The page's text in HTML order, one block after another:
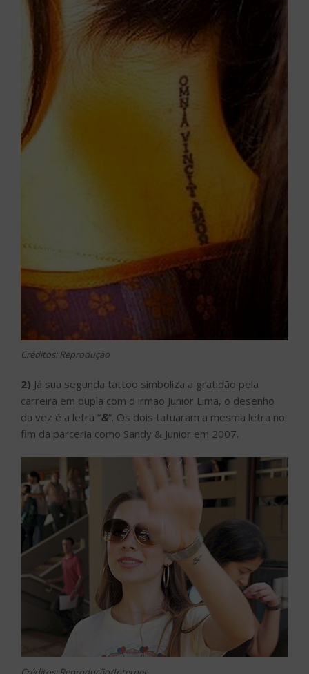
Créditos: Reprodução
2) Já sua segunda tattoo simboliza a gratidão pela
carreira em dupla com o irmão Junior Lima, o desenho
da vez é a letra “&“. Os dois tatuaram a mesma letra no
fim da parceria como Sandy & Junior em 2007.